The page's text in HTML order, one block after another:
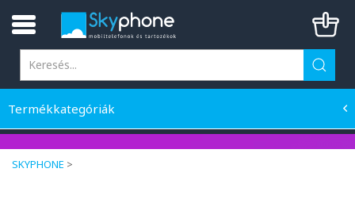
Termékkategóriák
SKYPHONE >